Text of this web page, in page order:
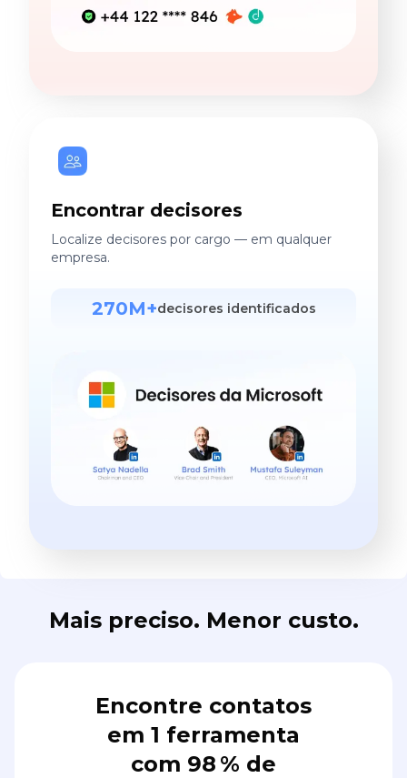
Encontrar decisores
Localize decisores por cargo — em qualquer
empresa.
270M+decisores identificados
Mais preciso. Menor custo.
Encontre contatos
em 1 ferramenta
com 98 % de